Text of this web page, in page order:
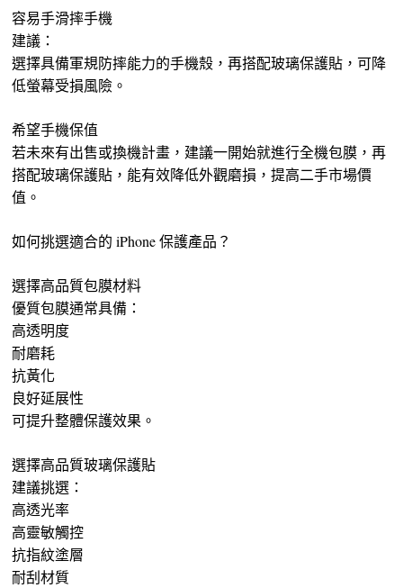
容易手滑摔手機
建議：
選擇具備軍規防摔能力的手機殼，再搭配玻璃保護貼，可降
低螢幕受損風險。
希望手機保值
若未來有出售或換機計畫，建議一開始就進行全機包膜，再
搭配玻璃保護貼，能有效降低外觀磨損，提高二手市場價
值。
如何挑選適合的 iPhone 保護產品？
選擇高品質包膜材料
優質包膜通常具備：
高透明度
耐磨耗
抗黃化
良好延展性
可提升整體保護效果。
選擇高品質玻璃保護貼
建議挑選：
高透光率
高靈敏觸控
抗指紋塗層
耐刮材質